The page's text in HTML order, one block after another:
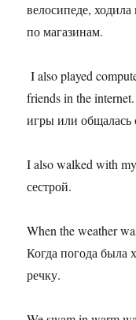
велосипеде,
по магазинам.
I also played
friends in the
игры или общалась
I also walked with
сестрой.
When the weather
Когда погода была
речку.